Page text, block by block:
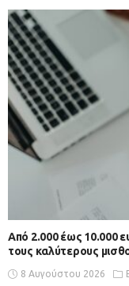
Από 2.000 έως 10.000
τους καλύτερους
8 Αυγούστου 2026